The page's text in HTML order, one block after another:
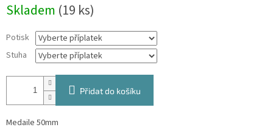
cena:
Skladem (19 ks)
Potisk
Stuha
Přidat do košíku
Medaile 50mm